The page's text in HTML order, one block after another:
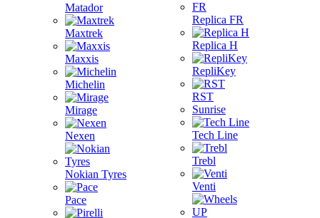
Matador
Maxtrek
Maxxis
Michelin
Mirage
Nexen
Nokian Tyres
Pace
Replica FR
Replica H
RepliKey
RST
Sunrise
Tech Line
Trebl
Venti